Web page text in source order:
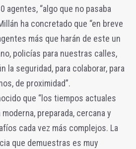
agentes, “algo que no pasaba
ha concretado que “en breve
más que harán de este un
policías para nuestras calles,
la seguridad, para colaborar, para
de proximidad”.
que “los tiempos actuales
preparada, cercana y
cada vez más complejos. La
que demuestras es muy